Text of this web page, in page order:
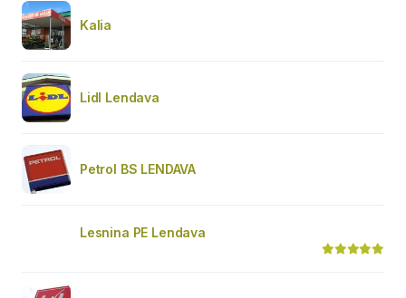
Kalia
Lidl Lendava
Petrol BS LENDAVA
Lesnina PE Lendava